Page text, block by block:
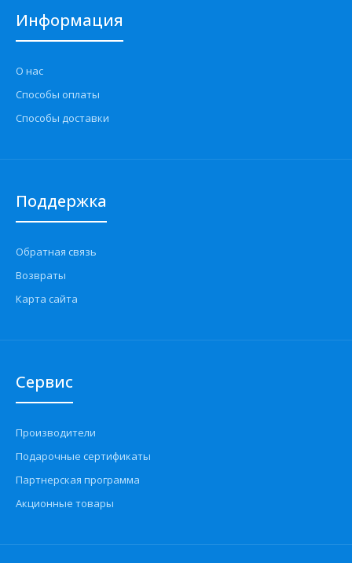
Информация
О нас
Способы оплаты
Способы доставки
Поддержка
Обратная связь
Возвраты
Карта сайта
Сервис
Производители
Подарочные сертификаты
Партнерская программа
Акционные товары